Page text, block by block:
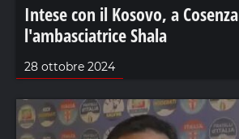
Intese con il Kosovo, a Cosenza
l'ambasciatrice Shala
28 ottobre 2024